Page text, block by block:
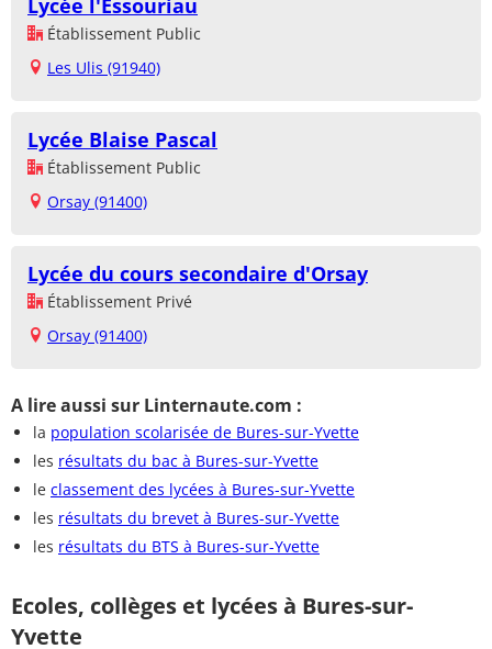
Établissement Public
Les Ulis (91940)
Lycée Blaise Pascal
Établissement Public
Orsay (91400)
Lycée du cours secondaire d'Orsay
Établissement Privé
Orsay (91400)
A lire aussi sur Linternaute.com :
la population scolarisée de Bures-sur-Yvette
les résultats du bac à Bures-sur-Yvette
le classement des lycées à Bures-sur-Yvette
les résultats du brevet à Bures-sur-Yvette
les résultats du BTS à Bures-sur-Yvette
Ecoles, collèges et lycées à Bures-sur-
Yvette